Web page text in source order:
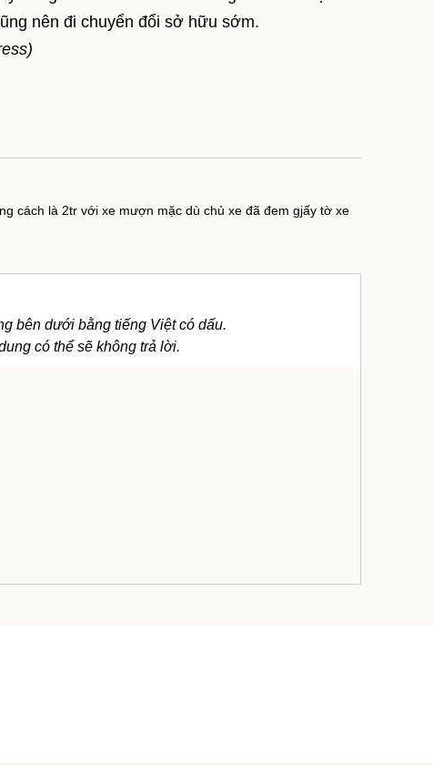
nên đi chuyển đổi sở hữu sớm.
cách là 2tr với xe mượn mặc dù chủ xe đã đem gjấy tờ xe
bên dưới bằng tiếng Việt có dấu.
có thể sẽ không trả lời.